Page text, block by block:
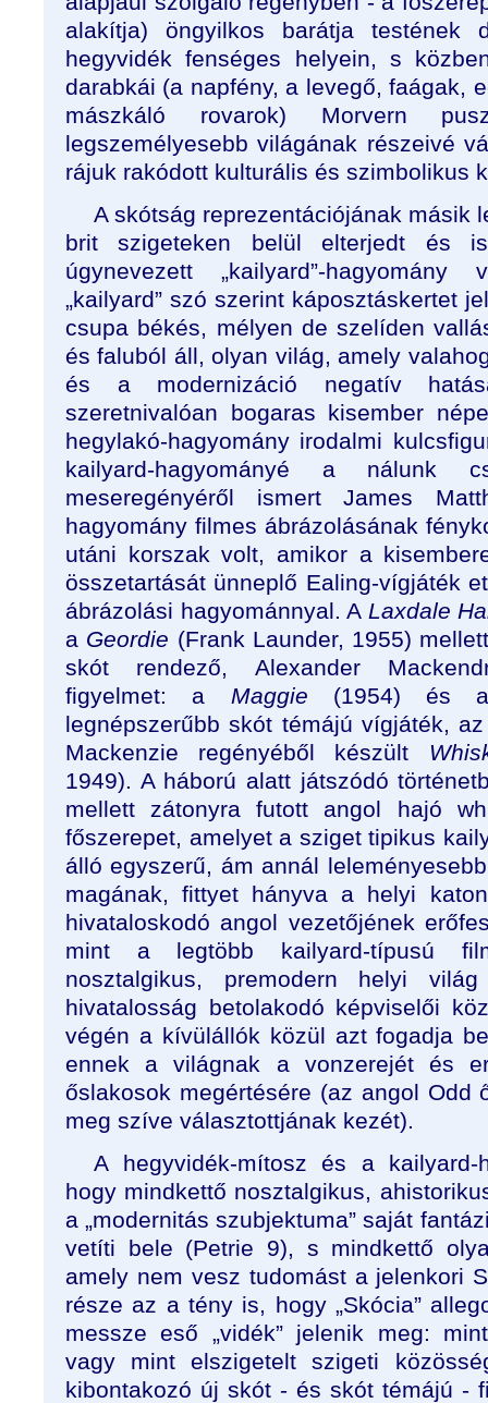
alakítja) öngyilkos barátja
hegyvidék fenséges helyein, s
darabkái (a napfény, a levegő, faágak,
mászkáló rovarok) Morvern
legszemélyesebb világának részeivé
rájuk rakódott kulturális és szimbolikus
A skótság reprezentációjának másik
brit szigeteken belül elterjedt és
úgynevezett „kailyard”-hagyomány
„kailyard” szó szerint káposztáskertet
csupa békés, mélyen de szelíden
és faluból áll, olyan világ, amely
és a modernizáció negatív
szeretnivalóan bogaras kisember
hegylakó-hagyomány irodalmi
kailyard-hagyományé a nálunk
meseregényéről ismert James
hagyomány filmes ábrázolásának
utáni korszak volt, amikor a
összetartását ünneplő Ealing-vígjáték
ábrázolási hagyománnyal. A Laxdale
a Geordie (Frank Launder, 1955)
skót rendező, Alexander
figyelmet: a Maggie (1954) és a
legnépszerűbb skót témájú vígjáték,
Mackenzie regényéből készült
1949). A háború alatt játszódó
mellett zátonyra futott angol hajó
főszerepet, amelyet a sziget tipikus
álló egyszerű, ám annál
magának, fittyet hányva a helyi
hivataloskodó angol vezetőjének
mint a legtöbb kailyard-típusú
nosztalgikus, premodern helyi
hivatalosság betolakodó képviselői
végén a kívülállók közül azt fogadja
ennek a világnak a vonzerejét és
őslakosok megértésére (az angol Odd
meg szíve választottjának kezét).
A hegyvidék-mítosz és a kailyard-
hogy mindkettő nosztalgikus,
a „modernitás szubjektuma” saját
vetíti bele (Petrie 9), s mindkettő
amely nem vesz tudomást a jelenkori
része az a tény is, hogy „Skócia”
messze eső „vidék” jelenik meg:
vagy mint elszigetelt szigeti
kibontakozó új skót - és skót témájú -